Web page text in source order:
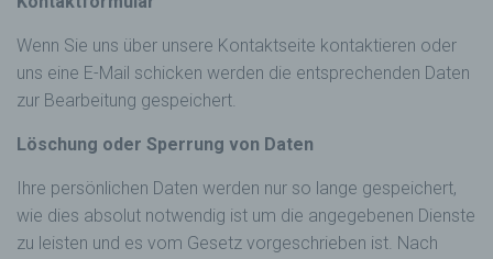
Wenn Sie uns über unsere Kontaktseite kontaktieren oder
uns eine E-Mail schicken werden die entsprechenden Daten
zur Bearbeitung gespeichert.
Löschung oder Sperrung von Daten
Ihre persönlichen Daten werden nur so lange gespeichert,
wie dies absolut notwendig ist um die angegebenen Dienste
zu leisten und es vom Gesetz vorgeschrieben ist. Nach